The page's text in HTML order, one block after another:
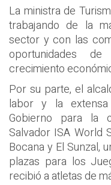
La ministra de
trabajando de la
sector y con las
oportunidades
crecimiento
Por su parte, el
labor y la
Gobierno para la
Salvador ISA World
Bocana y El Sunzal,
plazas para los
recibió a atletas de